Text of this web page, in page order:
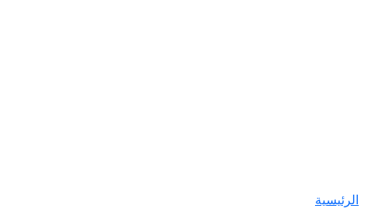
الرئيسية